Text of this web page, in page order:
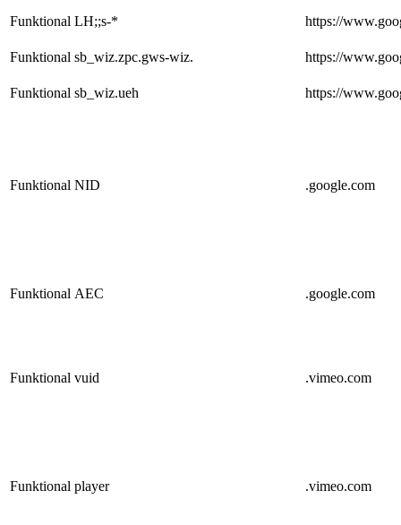
Funktional LH;;s-* https://
Funktional sb_wiz.zpc.gws-wiz. https://
Funktional sb_wiz.ueh https://
Funktional NID .google.com
Funktional AEC .google.com
Funktional vuid .vimeo.com
Funktional player .vimeo.com